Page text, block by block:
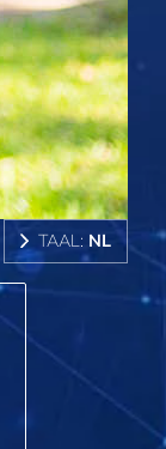
TAAL: NL